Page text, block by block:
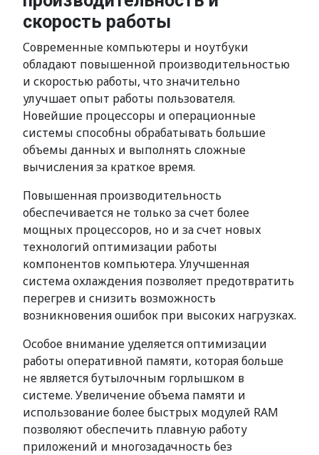
скорость работы
Современные компьютеры и ноутбуки
обладают повышенной производительностью
и скоростью работы, что значительно
улучшает опыт работы пользователя.
Новейшие процессоры и операционные
системы способны обрабатывать большие
объемы данных и выполнять сложные
вычисления за краткое время.
Повышенная производительность
обеспечивается не только за счет более
мощных процессоров, но и за счет новых
технологий оптимизации работы
компонентов компьютера. Улучшенная
система охлаждения позволяет предотвратить
перегрев и снизить возможность
возникновения ошибок при высоких нагрузках.
Особое внимание уделяется оптимизации
работы оперативной памяти, которая больше
не является бутылочным горлышком в
системе. Увеличение объема памяти и
использование более быстрых модулей RAM
позволяют обеспечить плавную работу
приложений и многозадачность без